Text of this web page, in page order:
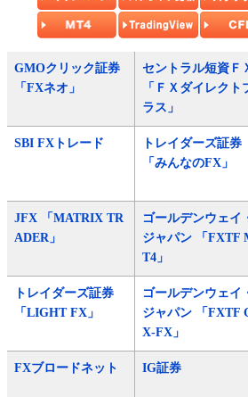
GMOクリック証券
「FXネオ」
セントラル短資Ｆ
「ＦＸダイレクト
ラス」
SBI FXトレード
トレイダーズ証券
「みんなのFX」
JFX 「MATRIX TR
ADER」
ゴールデンウェイ
ジャパン 「FXTF
T4」
トレイダーズ証券
「LIGHT FX」
ゴールデンウェイ
ジャパン 「FXTF
X-FX」
FXブロードネット IG証券